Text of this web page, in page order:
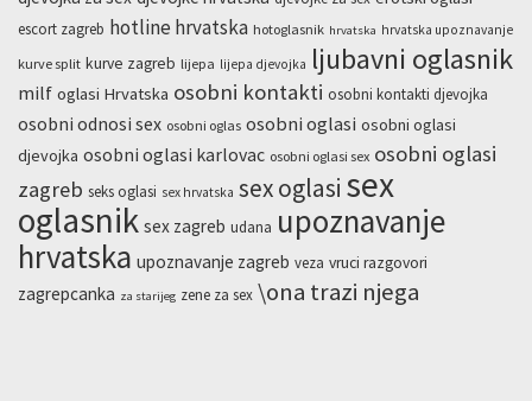
escort zagreb hotline hrvatska hotoglasnik hrvatska hrvatska upoznavanje
kurve split kurve zagreb lijepa lijepa djevojka ljubavni oglasnik
milf oglasi Hrvatska osobni kontakti osobni kontakti djevojka
osobni odnosi sex osobni oglas osobni oglasi osobni oglasi
djevojka osobni oglasi karlovac osobni oglasi sex osobni oglasi
zagreb seks oglasi sex hrvatska sex oglasi sex
oglasnik sex zagreb udana upoznavanje
hrvatska upoznavanje zagreb veza vruci razgovori
zagrepcanka za starijeg zene za sex \ona trazi njega